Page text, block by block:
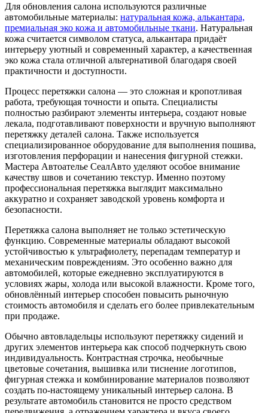
Для обновления салона используются различные
автомобильные материалы: натуральная кожа, алькантара,
премиальная эко кожа и автомобильные ткани. Натуральная
кожа считается символом статуса, алькантара придаёт
интерьеру уютный и современный характер, а качественная
эко кожа стала отличной альтернативой благодаря своей
практичности и доступности.
Процесс перетяжки салона — это сложная и кропотливая
работа, требующая точности и опыта. Специалисты
полностью разбирают элементы интерьера, создают новые
лекала, подготавливают поверхности и вручную выполняют
перетяжку деталей салона. Также используется
специализированное оборудование для выполнения пошива,
изготовления перфорации и нанесения фигурной стежки.
Мастера Автоателье СеалАвто уделяют особое внимание
качеству швов и сочетанию текстур. Именно поэтому
профессиональная перетяжка выглядит максимально
аккуратно и сохраняет заводской уровень комфорта и
безопасности.
Перетяжка салона выполняет не только эстетическую
функцию. Современные материалы обладают высокой
устойчивостью к ультрафиолету, перепадам температур и
механическим повреждениям. Это особенно важно для
автомобилей, которые ежедневно эксплуатируются в
условиях жары, холода или высокой влажности. Кроме того,
обновлённый интерьер способен повысить рыночную
стоимость автомобиля и сделать его более привлекательным
при продаже.
Обычно автовладельцы используют перетяжку сидений и
других элементов интерьера как способ подчеркнуть свою
индивидуальность. Контрастная строчка, необычные
цветовые сочетания, вышивка или тиснение логотипов,
фигурная стежка и комбинирование материалов позволяют
создать по-настоящему уникальный интерьер салона. В
результате автомобиль становится не просто средством